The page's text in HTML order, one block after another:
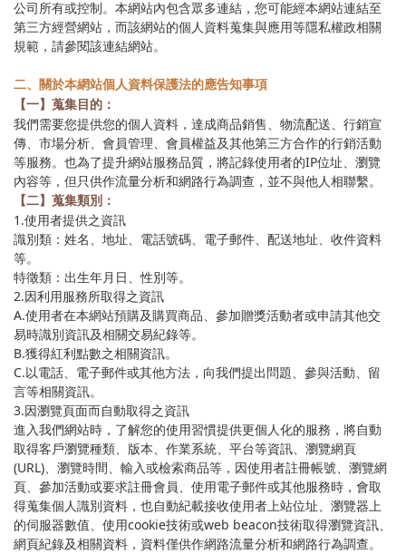
公司所有或控制。本網站內包含眾多連結，您可能經本網站連結至
第三方經營網站，而該網站的個人資料蒐集與應用等隱私權政相關
規範，請參閱該連結網站。
二、關於本網站個人資料保護法的應告知事項
【一】 蒐集目的：
我們需要您提供您的個人資料，達成商品銷售、物流配送、行銷宣
傳、市場分析、會員管理、會員權益及其他第三方合作的行銷活動
等服務。也為了提升網站服務品質，將記錄使用者的IP位址、瀏覽
內容等，但只供作流量分析和網路行為調查，並不與他人相聯繫。
【二】蒐集類別：
1.使用者提供之資訊
識別類：姓名、地址、電話號碼、電子郵件、配送地址、收件資料
等。
特徵類：出生年月日、性別等。
2.因利用服務所取得之資訊
A.使用者在本網站預購及購買商品、參加贈獎活動者或申請其他交
易時識別資訊及相關交易紀錄等。
B.獲得紅利點數之相關資訊。
C.以電話、電子郵件或其他方法，向我們提出問題、參與活動、留
言等相關資訊。
3.因瀏覽頁面而自動取得之資訊
進入我們網站時，了解您的使用習慣提供更個人化的服務，將自動
取得客戶瀏覽種類、版本、作業系統、平台等資訊、瀏覽網頁
(URL)、瀏覽時間、輸入或檢索商品等，因使用者註冊帳號、瀏覽網
頁、參加活動或要求註冊會員、使用電子郵件或其他服務時，會取
得蒐集個人識別資料，也自動紀載接收使用者上站位址、瀏覽器上
的伺服器數值、使用cookie技術或web beacon技術取得瀏覽資訊、
網頁紀錄及相關資料，資料僅供作網路流量分析和網路行為調查。